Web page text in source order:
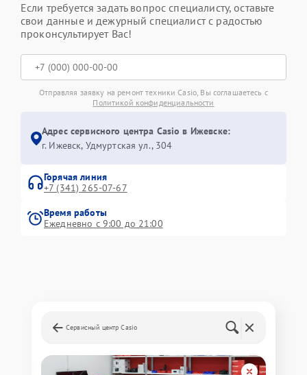
Если требуется задать вопрос специалисту, оставьте
свои данные и дежурный специалист с радостью
проконсультирует Вас!
Отправляя заявку на ремонт техники Casio, Вы соглашаетесь с
Политикой конфиденциальности
Адрес сервисного центра Casio в Ижевске:
г. Ижевск, Удмуртская ул., 304
Горячая линия
+7 (341) 265-07-67
Время работы
Ежедневно с 9:00 до 21:00
Сервисный центр Casio